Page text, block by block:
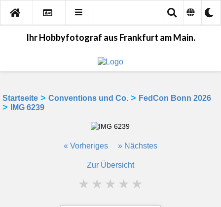
Ihr Hobbyfotograf aus Frankfurt am Main.
Startseite > Conventions und Co. > FedCon Bonn 2026
> IMG 6239
« Vorheriges » Nächstes
Zur Übersicht
★ ★ ★ ★ ★